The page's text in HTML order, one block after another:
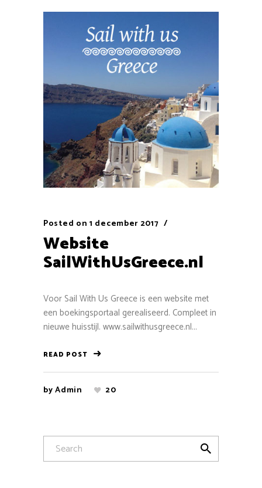
Posted on 1 december 2017
Website
SailWithUsGreece.nl
Voor Sail With Us Greece is een website met
een boekingsportaal gerealiseerd. Compleet in
nieuwe huisstijl. www.sailwithusgreece.nl...
READ POST
byAdmin 20